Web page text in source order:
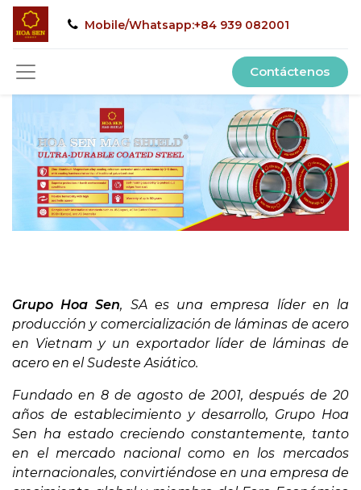
Mobile/Whatsapp:+84 939 082001
Contáctenos
Grupo Hoa Sen, SA es una empresa líder en la
producción y comercialización de láminas de acero
en Vietnam y un exportador líder de láminas de
acero en el Sudeste Asiático.
Fundado en 8 de agosto de 2001, después de 20
años de establecimiento y desarrollo, Grupo Hoa
Sen ha estado creciendo constantemente, tanto
en el mercado nacional como en los mercados
internacionales, convirtiéndose en una empresa de